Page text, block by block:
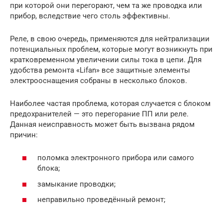
при которой они перегорают, чем та же проводка или
прибор, вследствие чего столь эффективны.
Реле, в свою очередь, применяются для нейтрализации
потенциальных проблем, которые могут возникнуть при
кратковременном увеличении силы тока в цепи. Для
удобства ремонта «Lifan» все защитные элементы
электрооснащения собраны в несколько блоков.
Наиболее частая проблема, которая случается с блоком
предохранителей — это перегорание ПП или реле.
Данная неисправность может быть вызвана рядом
причин:
поломка электронного прибора или самого
блока;
замыкание проводки;
неправильно проведённый ремонт;